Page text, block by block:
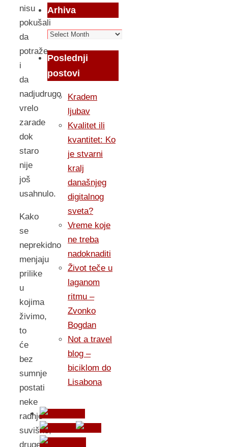
nisu
pokušali
da
potraže
i
da
nadjudrugo
vrelo
zarade
dok
staro
nije
još
usahnulo.
Kako
se
neprekidno
menjaju
prilike
u
kojima
živimo,
to
će
bez
sumnje
postati
neke
radnje
suvišne,
druge
Arhiva
Arhiva
Poslednji
postovi
Kradem
ljubav
Kvalitet ili
kvantitet: Ko
je stvarni
kralj
današnjeg
digitalnog
sveta?
Vreme koje
ne treba
nadoknaditi
Život teče u
laganom
ritmu –
Zvonko
Bogdan
Not a travel
blog –
biciklom do
Lisabona